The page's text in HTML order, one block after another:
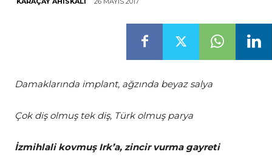
Damaklarında implant, ağzında beyaz salya
Çok diş olmuş tek diş, Türk olmuş parya
İzmihlali kovmuş Irk’a, zincir vurma gayreti